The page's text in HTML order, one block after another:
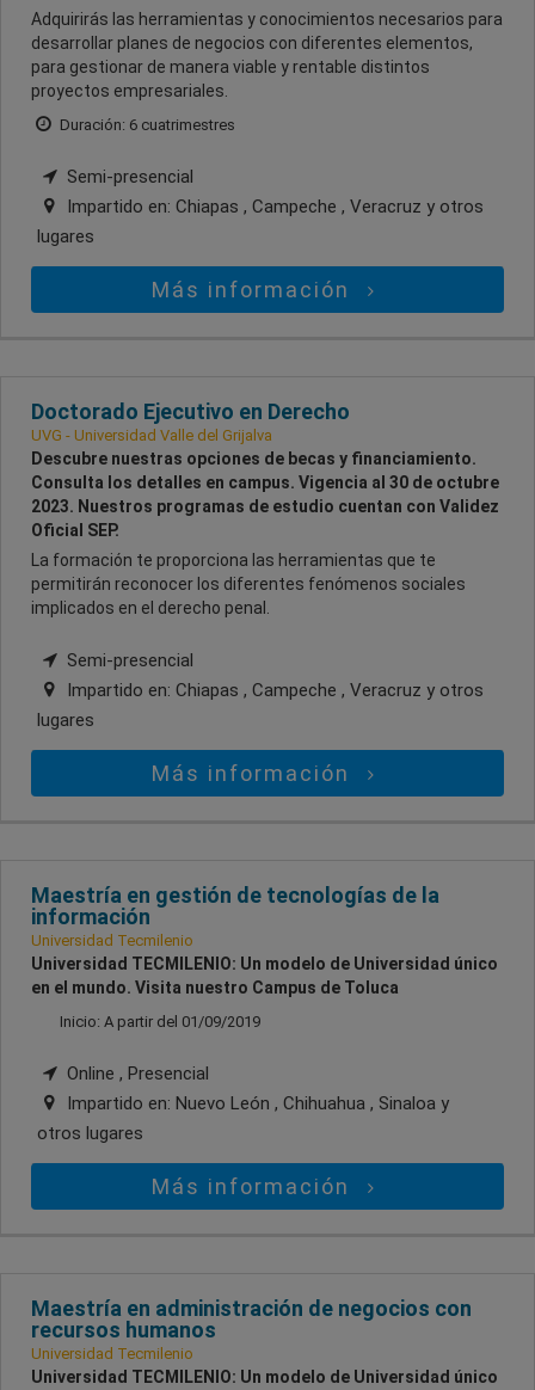
Adquirirás las herramientas y conocimientos necesarios para
desarrollar planes de negocios con diferentes elementos,
para gestionar de manera viable y rentable distintos
proyectos empresariales.
Duración: 6 cuatrimestres
Semi-presencial
Impartido en: Chiapas , Campeche , Veracruz y otros
lugares
Más información
Doctorado Ejecutivo en Derecho
UVG - Universidad Valle del Grijalva
Descubre nuestras opciones de becas y financiamiento.
Consulta los detalles en campus. Vigencia al 30 de octubre
2023. Nuestros programas de estudio cuentan con Validez
Oficial SEP.
La formación te proporciona las herramientas que te
permitirán reconocer los diferentes fenómenos sociales
implicados en el derecho penal.
Semi-presencial
Impartido en: Chiapas , Campeche , Veracruz y otros
lugares
Más información
Maestría en gestión de tecnologías de la
información
Universidad Tecmilenio
Universidad TECMILENIO: Un modelo de Universidad único
en el mundo. Visita nuestro Campus de Toluca
Inicio: A partir del 01/09/2019
Online , Presencial
Impartido en: Nuevo León , Chihuahua , Sinaloa y
otros lugares
Más información
Maestría en administración de negocios con
recursos humanos
Universidad Tecmilenio
Universidad TECMILENIO: Un modelo de Universidad único